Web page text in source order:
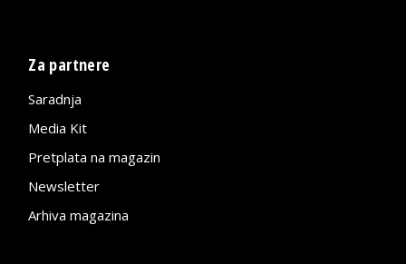
Za partnere
Saradnja
Media Kit
Pretplata na magazin
Newsletter
Arhiva magazina